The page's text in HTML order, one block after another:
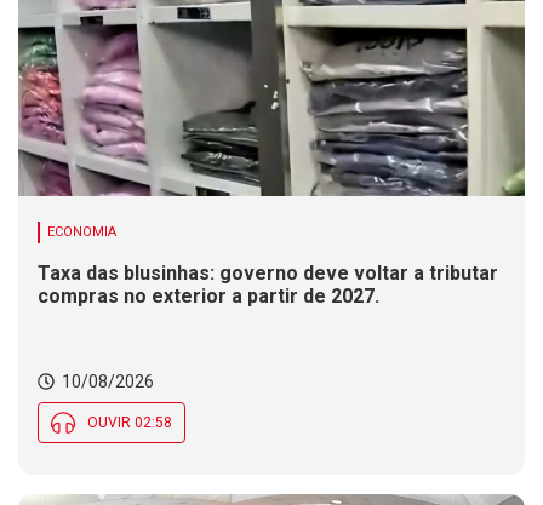
ECONOMIA
Taxa das blusinhas: governo deve voltar a tributar
compras no exterior a partir de 2027.
10/08/2026
OUVIR 02:58